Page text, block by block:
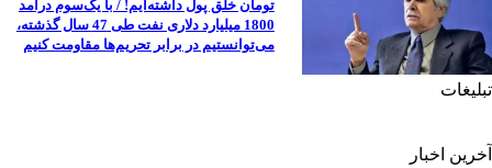
تومان خلق پول داشته‌ایم! / با یک‌سوم درآمد
1800 میلیارد دلاری نفت طی 47 سال گذشته،
می‌توانستیم در برابر تحریم‌ها مقاومت کنیم
تبلیغات
آخرین اخبار